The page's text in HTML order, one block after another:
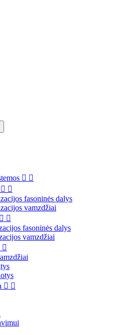
 
 
fasoninės dalys
vamzdžiai
 
fasoninės dalys
vamzdžiai

 